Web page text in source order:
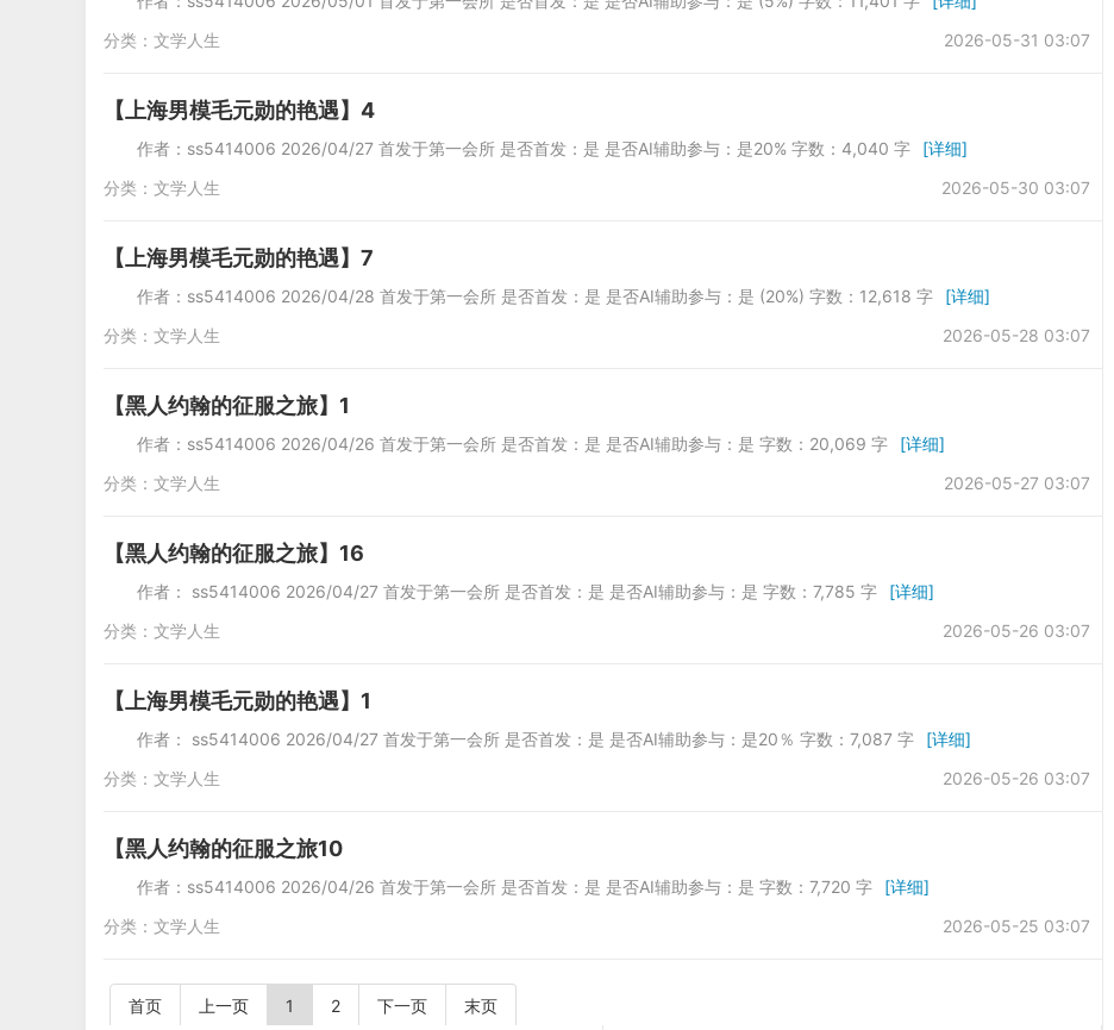
2026-05-31 03:07
分类： 文学人生
【上海男模毛元勋的艳遇】4
作者：ss5414006 2026/04/27 首发于第一会所 是否首发：是 是否AI辅助参与：是20% 字数：4,040 字
[详细]
2026-05-30 03:07
分类： 文学人生
【上海男模毛元勋的艳遇】7
作者：ss5414006 2026/04/28 首发于第一会所 是否首发：是 是否AI辅助参与：是 (20%) 字数：12,618 字
[详细]
2026-05-28 03:07
分类： 文学人生
【黑人约翰的征服之旅】1
作者：ss5414006 2026/04/26 首发于第一会所 是否首发：是 是否AI辅助参与：是 字数：20,069 字
[详细]
2026-05-27 03:07
分类： 文学人生
【黑人约翰的征服之旅】16
作者： ss5414006 2026/04/27 首发于第一会所 是否首发：是 是否AI辅助参与：是 字数：7,785 字
[详细]
2026-05-26 03:07
分类： 文学人生
【上海男模毛元勋的艳遇】1
作者： ss5414006 2026/04/27 首发于第一会所 是否首发：是 是否AI辅助参与：是20％ 字数：7,087 字
[详细]
2026-05-26 03:07
分类： 文学人生
【黑人约翰的征服之旅10
作者：ss5414006 2026/04/26 首发于第一会所 是否首发：是 是否AI辅助参与：是 字数：7,720 字
[详细]
2026-05-25 03:07
分类： 文学人生
首页 上一页 1 2 下一页 末页